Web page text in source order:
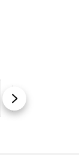
Вперед